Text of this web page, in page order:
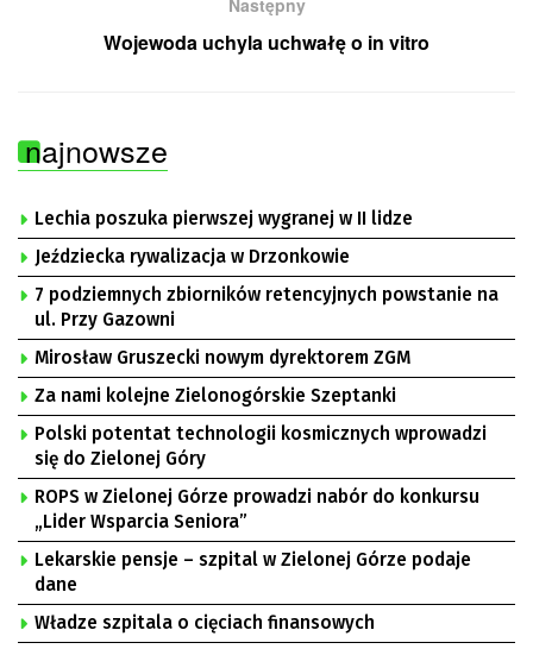
Następny
Wojewoda uchyla uchwałę o in vitro
najnowsze
Lechia poszuka pierwszej wygranej w II lidze
Jeździecka rywalizacja w Drzonkowie
7 podziemnych zbiorników retencyjnych powstanie na
ul. Przy Gazowni
Mirosław Gruszecki nowym dyrektorem ZGM
Za nami kolejne Zielonogórskie Szeptanki
Polski potentat technologii kosmicznych wprowadzi
się do Zielonej Góry
ROPS w Zielonej Górze prowadzi nabór do konkursu
„Lider Wsparcia Seniora”
Lekarskie pensje – szpital w Zielonej Górze podaje
dane
Władze szpitala o cięciach finansowych